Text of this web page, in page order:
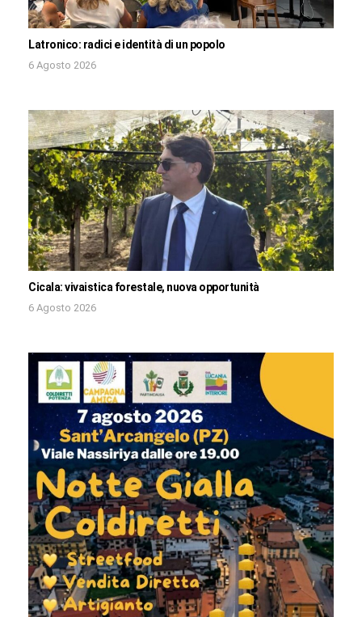
Latronico: radici e identità di un popolo
6 Agosto 2026
Cicala: vivaistica forestale, nuova opportunità
6 Agosto 2026